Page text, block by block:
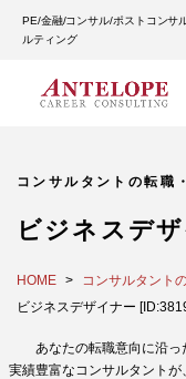
PE/金融/コンサル/ポストコンサ
ルティング
コンサルタントの転職
ビジネスデ
HOME コンサルタント
ビジネスデザイナー
あなたの転職意向に沿っ
実績豊富なコンサルタントが